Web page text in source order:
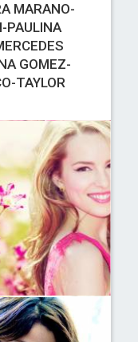
MARANO-
PAULINA
GOMEZ-
TAYLOR